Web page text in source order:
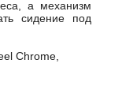
а механизм
сидение под